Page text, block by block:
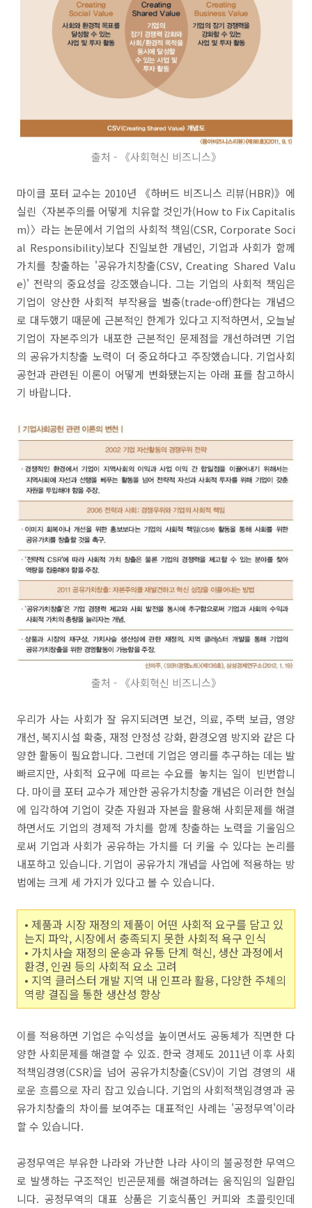
출처 - 《사회혁신 비즈니스》
마이클 포터 교수는 2010년 《하버드 비즈니스 리뷰(HBR)》에
실린〈자본주의를 어떻게 치유할 것인가(How to Fix Capitalis
m)〉라는 논문에서 기업의 사회적 책임(CSR, Corporate Soci
al Responsibility)보다 진일보한 개념인, 기업과 사회가 함께
가치를 창출하는 '공유가치창출(CSV, Creating Shared Valu
e)' 전략의 중요성을 강조했습니다. 그는 기업의 사회적 책임은
기업이 양산한 사회적 부작용을 벌충(trade-off)한다는 개념으
로 대두했기 때문에 근본적인 한계가 있다고 지적하면서, 오늘날
기업이 자본주의가 내포한 근본적인 문제점을 개선하려면 기업
의 공유가치창출 노력이 더 중요하다고 주장했습니다. 기업사회
공헌과 관련된 이론이 어떻게 변화됐는지는 아래 표를 참고하시
기 바랍니다.
출처 - 《사회혁신 비즈니스》
우리가 사는 사회가 잘 유지되려면 보건, 의료, 주택 보급, 영양
개선, 복지시설 확충, 재정 안정성 강화, 환경오염 방지와 같은 다
양한 활동이 필요합니다. 그런데 기업은 영리를 추구하는 데는 발
빠르지만, 사회적 요구에 따르는 수요를 놓치는 일이 빈번합니
다. 마이클 포터 교수가 제안한 공유가치창출 개념은 이러한 현실
에 입각하여 기업이 갖춘 자원과 자본을 활용해 사회문제를 해결
하면서도 기업의 경제적 가치를 함께 창출하는 노력을 기울임으
로써 기업과 사회가 공유하는 가치를 더 키울 수 있다는 논리를
내포하고 있습니다. 기업이 공유가치 개념을 사업에 적용하는 방
법에는 크게 세 가지가 있다고 볼 수 있습니다.
• 제품과 시장 재정의 제품이 어떤 사회적 요구를 담고 있
는지 파악, 시장에서 충족되지 못한 사회적 욕구 인식
• 가치사슬 재정의 운송과 유통 단계 혁신, 생산 과정에서
환경, 인권 등의 사회적 요소 고려
• 지역 클러스터 개발 지역 내 인프라 활용, 다양한 주체의
역량 결집을 통한 생산성 향상
이를 적용하면 기업은 수익성을 높이면서도 공동체가 직면한 다
양한 사회문제를 해결할 수 있죠. 한국 경제도 2011년 이후 사회
적책임경영(CSR)을 넘어 공유가치창출(CSV)이 기업 경영의 새
로운 흐름으로 자리 잡고 있습니다. 기업의 사회적책임경영과 공
유가치창출의 차이를 보여주는 대표적인 사례는 '공정무역'이라
할 수 있습니다.
공정무역은 부유한 나라와 가난한 나라 사이의 불공정한 무역으
로 발생하는 구조적인 빈곤문제를 해결하려는 움직임의 일환입
니다. 공정무역의 대표 상품은 기호식품인 커피와 초콜릿인데